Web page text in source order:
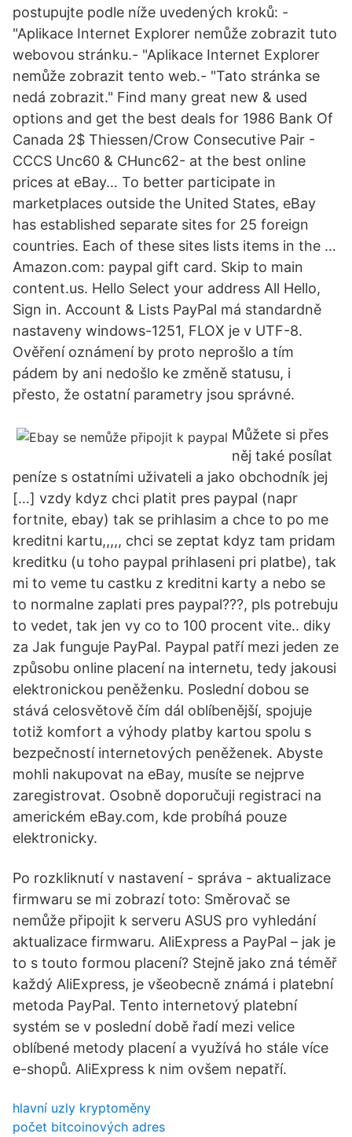
postupujte podle níže uvedených kroků: -
"Aplikace Internet Explorer nemůže zobrazit tuto
webovou stránku.- "Aplikace Internet Explorer
nemůže zobrazit tento web.- "Tato stránka se
nedá zobrazit." Find many great new & used
options and get the best deals for 1986 Bank Of
Canada 2$ Thiessen/Crow Consecutive Pair -
CCCS Unc60 & CHunc62- at the best online
prices at eBay… To better participate in
marketplaces outside the United States, eBay
has established separate sites for 25 foreign
countries. Each of these sites lists items in the …
Amazon.com: paypal gift card. Skip to main
content.us. Hello Select your address All Hello,
Sign in. Account & Lists PayPal má standardně
nastaveny windows-1251, FLOX je v UTF-8.
Ověření oznámení by proto neprošlo a tím
pádem by ani nedošlo ke změně statusu, i
přesto, že ostatní parametry jsou správné.
Můžete si přes
něj také posílat
peníze s ostatními uživateli a jako obchodník jej
[…] vzdy kdyz chci platit pres paypal (napr
fortnite, ebay) tak se prihlasim a chce to po me
kreditni kartu,,,,, chci se zeptat kdyz tam pridam
kreditku (u toho paypal prihlaseni pri platbe), tak
mi to veme tu castku z kreditni karty a nebo se
to normalne zaplati pres paypal???, pls potrebuju
to vedet, tak jen vy co to 100 procent vite.. diky
za Jak funguje PayPal. Paypal patří mezi jeden ze
způsobu online placení na internetu, tedy jakousi
elektronickou peněženku. Poslední dobou se
stává celosvětově čím dál oblíbenější, spojuje
totiž komfort a výhody platby kartou spolu s
bezpečností internetových peněženek. Abyste
mohli nakupovat na eBay, musíte se nejprve
zaregistrovat. Osobně doporučuji registraci na
americkém eBay.com, kde probíhá pouze
elektronicky.
Po rozkliknutí v nastavení - správa - aktualizace
firmwaru se mi zobrazí toto: Směrovač se
nemůže připojit k serveru ASUS pro vyhledání
aktualizace firmwaru. AliExpress a PayPal – jak je
to s touto formou placení? Stejně jako zná téměř
každý AliExpress, je všeobecně známá i platební
metoda PayPal. Tento internetový platební
systém se v poslední době řadí mezi velice
oblíbené metody placení a využívá ho stále více
e-shopů. AliExpress k nim ovšem nepatří.
hlavní uzly kryptoměny
počet bitcoinových adres